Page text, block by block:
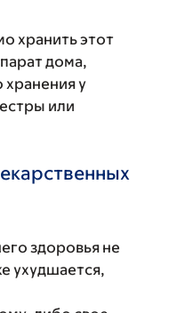
хранить этот
дома,
хранения у
или
здоровья не
ухудшается,